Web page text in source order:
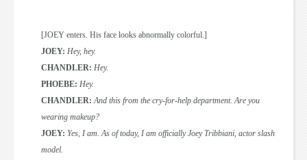
[JOEY enters. His face looks abnormally colorful.]
JOEY: Hey, hey.
CHANDLER: Hey.
PHOEBE: Hey.
CHANDLER: And this from the cry-for-help department. Are you
wearing makeup?
JOEY: Yes, I am. As of today, I am officially Joey Tribbiani, actor slash
model.